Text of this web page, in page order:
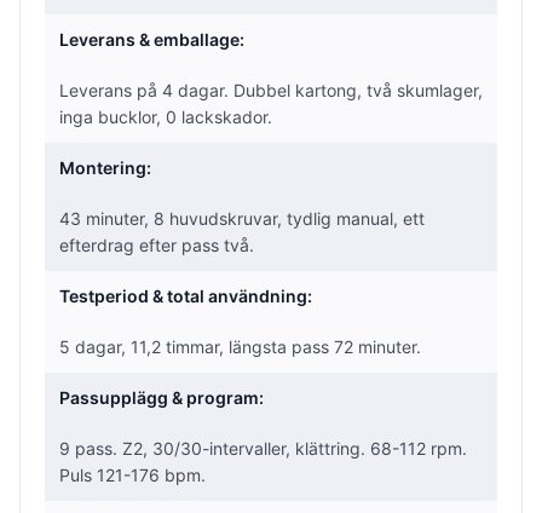
Leverans & emballage:
Leverans på 4 dagar. Dubbel kartong, två skumlager,
inga bucklor, 0 lackskador.
Montering:
43 minuter, 8 huvudskruvar, tydlig manual, ett
efterdrag efter pass två.
Testperiod & total användning:
5 dagar, 11,2 timmar, längsta pass 72 minuter.
Passupplägg & program:
9 pass. Z2, 30/30-intervaller, klättring. 68-112 rpm.
Puls 121-176 bpm.